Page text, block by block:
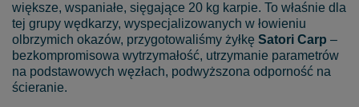
większe, wspaniałe, sięgające 20 kg karpie. To właśnie dla
tej grupy wędkarzy, wyspecjalizowanych w łowieniu
olbrzymich okazów, przygotowaliśmy żyłkę Satori Carp –
bezkompromisowa wytrzymałość, utrzymanie parametrów
na podstawowych węzłach, podwyższona odporność na
ścieranie.